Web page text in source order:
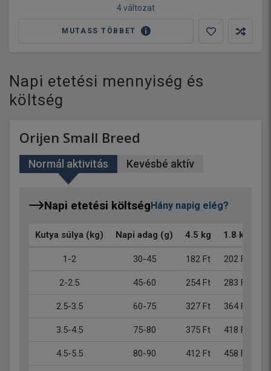
4 változat
MUTASS TÖBBET
Napi etetési mennyiség és
költség
Orijen Small Breed
Normál aktivitás Kevésbé aktív
Napi etetési költségHány napig elég?
Kutya súlya (kg) Napi adag (g) 4.5 kg 1.8 kg
1-2 30-45 182 Ft 202 Ft
2-2.5 45-60 254 Ft 283 Ft
2.5-3.5 60-75 327 Ft 364 Ft
3.5-4.5 75-80 375 Ft 418 Ft
4.5-5.5 80-90 412 Ft 458 Ft